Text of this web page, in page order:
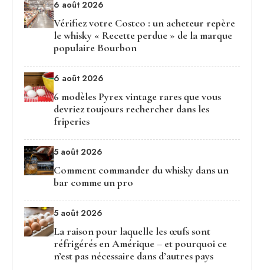
6 août 2026
Vérifiez votre Costco : un acheteur repère
le whisky « Recette perdue » de la marque
populaire Bourbon
6 août 2026
6 modèles Pyrex vintage rares que vous
devriez toujours rechercher dans les
friperies
5 août 2026
Comment commander du whisky dans un
bar comme un pro
5 août 2026
La raison pour laquelle les œufs sont
réfrigérés en Amérique – et pourquoi ce
n’est pas nécessaire dans d’autres pays